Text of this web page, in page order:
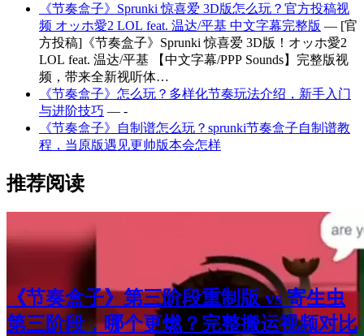
《节奏盒子》Sprunki 惊喜爱 3D版怎么玩？官方投稿视
频 オッホ愛2 LOL feat. 温达/平基 中文字幕完整版 — [官
方投稿]《节奏盒子》Sprunki 惊喜爱 3D版！オッホ愛2
LOL feat. 温达/平基 【中文字幕/PPP Sounds】完整版视
频，带来全新视听体…
《节奏盒子》怎么玩？多样化节奏玩法介绍，新手入门
与进阶技巧 — -
《节奏盒子》自制谱怎么玩？sprunki节奏盒子自制谱教
程，当原版遇见更帅版本会怎样
推荐阅读
《节奏盒子》第三阶段重制版 vs 寄生虫
第三阶段，哪个更燃？完整搬运视频对比